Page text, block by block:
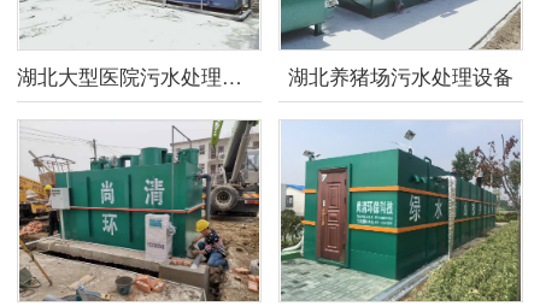
湖北大型医院污水处理设备 湖北养猪场污水处理设备